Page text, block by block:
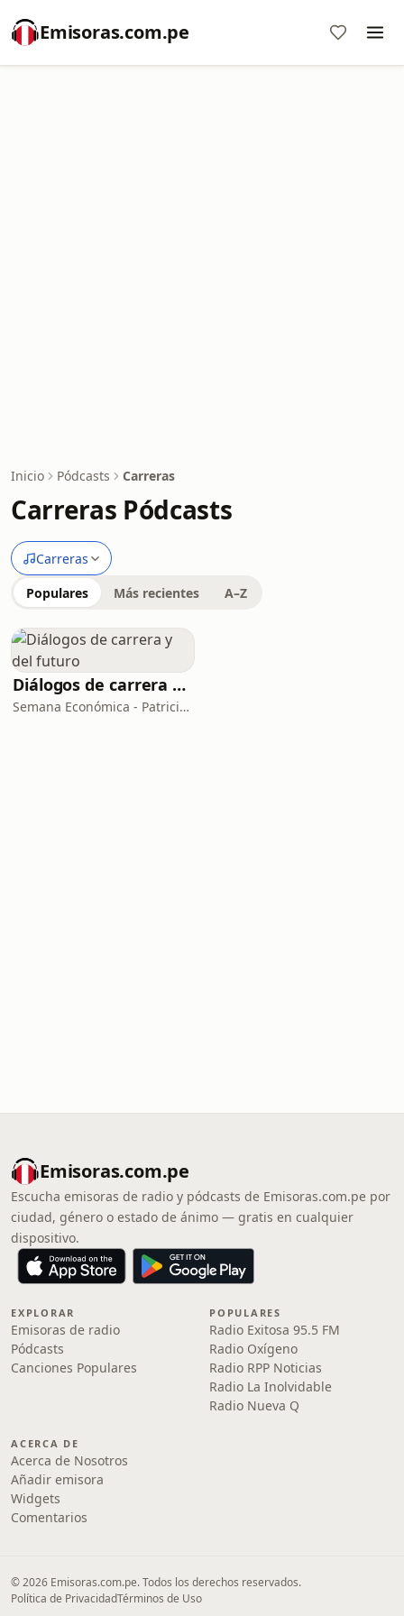
Emisoras.com.pe
Inicio Pódcasts Carreras
Carreras Pódcasts
Carreras
Populares Más recientes A–Z
Diálogos de carrera y del futuro
Semana Económica - Patricia Canepa
Emisoras.com.pe
Escucha emisoras de radio y pódcasts de Emisoras.com.pe por
ciudad, género o estado de ánimo — gratis en cualquier
dispositivo.
EXPLORAR
Emisoras de radio
Pódcasts
Canciones Populares
POPULARES
Radio Exitosa 95.5 FM
Radio Oxígeno
Radio RPP Noticias
Radio La Inolvidable
Radio Nueva Q
ACERCA DE
Acerca de Nosotros
Añadir emisora
Widgets
Comentarios
© 2026 Emisoras.com.pe. Todos los derechos reservados.
Política de PrivacidadTérminos de Uso